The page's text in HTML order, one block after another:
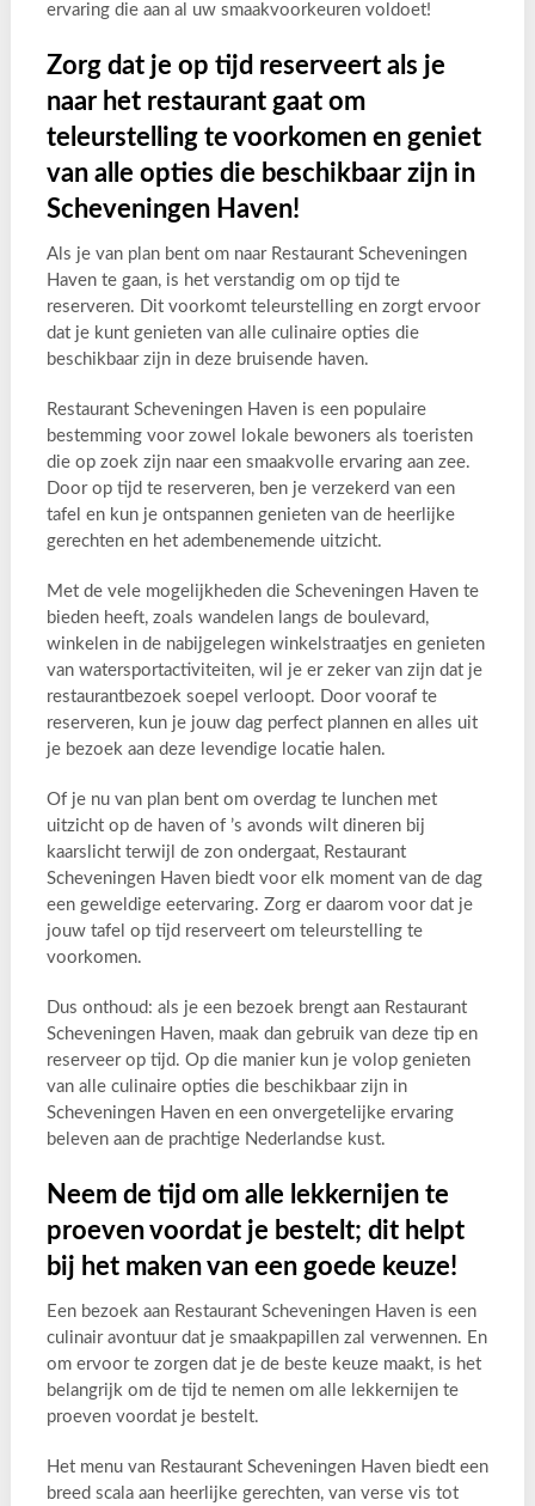
ervaring die aan al uw smaakvoorkeuren voldoet!
Zorg dat je op tijd reserveert als je
naar het restaurant gaat om
teleurstelling te voorkomen en geniet
van alle opties die beschikbaar zijn in
Scheveningen Haven!
Als je van plan bent om naar Restaurant Scheveningen
Haven te gaan, is het verstandig om op tijd te
reserveren. Dit voorkomt teleurstelling en zorgt ervoor
dat je kunt genieten van alle culinaire opties die
beschikbaar zijn in deze bruisende haven.
Restaurant Scheveningen Haven is een populaire
bestemming voor zowel lokale bewoners als toeristen
die op zoek zijn naar een smaakvolle ervaring aan zee.
Door op tijd te reserveren, ben je verzekerd van een
tafel en kun je ontspannen genieten van de heerlijke
gerechten en het adembenemende uitzicht.
Met de vele mogelijkheden die Scheveningen Haven te
bieden heeft, zoals wandelen langs de boulevard,
winkelen in de nabijgelegen winkelstraatjes en genieten
van watersportactiviteiten, wil je er zeker van zijn dat je
restaurantbezoek soepel verloopt. Door vooraf te
reserveren, kun je jouw dag perfect plannen en alles uit
je bezoek aan deze levendige locatie halen.
Of je nu van plan bent om overdag te lunchen met
uitzicht op de haven of ’s avonds wilt dineren bij
kaarslicht terwijl de zon ondergaat, Restaurant
Scheveningen Haven biedt voor elk moment van de dag
een geweldige eetervaring. Zorg er daarom voor dat je
jouw tafel op tijd reserveert om teleurstelling te
voorkomen.
Dus onthoud: als je een bezoek brengt aan Restaurant
Scheveningen Haven, maak dan gebruik van deze tip en
reserveer op tijd. Op die manier kun je volop genieten
van alle culinaire opties die beschikbaar zijn in
Scheveningen Haven en een onvergetelijke ervaring
beleven aan de prachtige Nederlandse kust.
Neem de tijd om alle lekkernijen te
proeven voordat je bestelt; dit helpt
bij het maken van een goede keuze!
Een bezoek aan Restaurant Scheveningen Haven is een
culinair avontuur dat je smaakpapillen zal verwennen. En
om ervoor te zorgen dat je de beste keuze maakt, is het
belangrijk om de tijd te nemen om alle lekkernijen te
proeven voordat je bestelt.
Het menu van Restaurant Scheveningen Haven biedt een
breed scala aan heerlijke gerechten, van verse vis tot